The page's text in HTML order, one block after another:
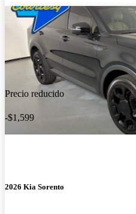
Precio reducido
-$1,599
2026 Kia Sorento